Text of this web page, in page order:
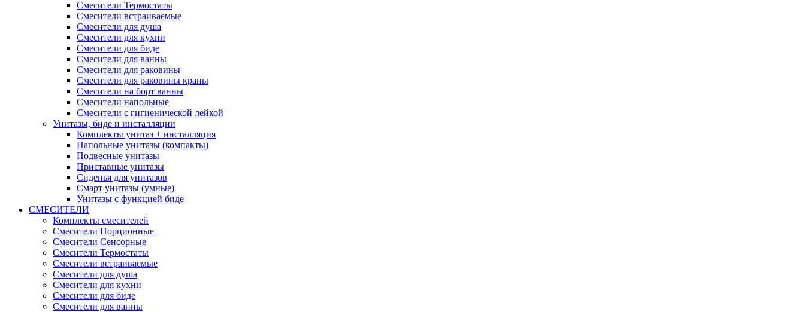
Смесители Термостаты
Смесители встраиваемые
Смесители для душа
Смесители для кухни
Смесители для биде
Смесители для ванны
Смесители для раковины
Смесители для раковины краны
Смесители на борт ванны
Смесители напольные
Смесители с гигиенической лейкой
Унитазы, биде и инсталляции
Комплекты унитаз + инсталляция
Напольные унитазы (компакты)
Подвесные унитазы
Приставные унитазы
Сиденья для унитазов
Смарт унитазы (умные)
Унитазы с функцией биде
СМЕСИТЕЛИ
Комплекты смесителей
Смесители Порционные
Смесители Сенсорные
Смесители Термостаты
Смесители встраиваемые
Смесители для душа
Смесители для кухни
Смесители для биде
Смесители для ванны